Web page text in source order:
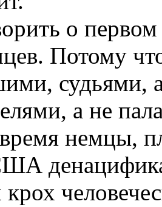
о
Потому
судьями,
а не
время немцы,